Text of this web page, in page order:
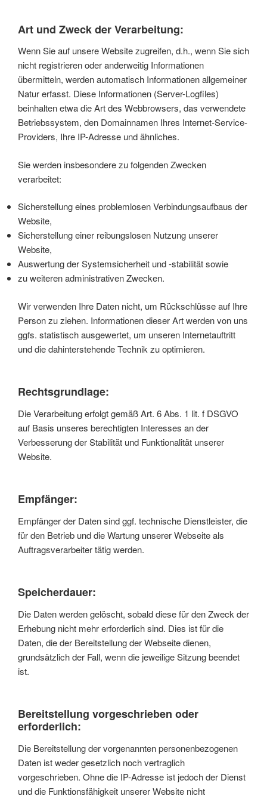
Art und Zweck der Verarbeitung:
Wenn Sie auf unsere Website zugreifen, d.h., wenn Sie sich
nicht registrieren oder anderweitig Informationen
übermitteln, werden automatisch Informationen allgemeiner
Natur erfasst. Diese Informationen (Server-Logfiles)
beinhalten etwa die Art des Webbrowsers, das verwendete
Betriebssystem, den Domainnamen Ihres Internet-Service-
Providers, Ihre IP-Adresse und ähnliches.
Sie werden insbesondere zu folgenden Zwecken
verarbeitet:
Sicherstellung eines problemlosen Verbindungsaufbaus der
Website,
Sicherstellung einer reibungslosen Nutzung unserer
Website,
Auswertung der Systemsicherheit und -stabilität sowie
zu weiteren administrativen Zwecken.
Wir verwenden Ihre Daten nicht, um Rückschlüsse auf Ihre
Person zu ziehen. Informationen dieser Art werden von uns
ggfs. statistisch ausgewertet, um unseren Internetauftritt
und die dahinterstehende Technik zu optimieren.
Rechtsgrundlage:
Die Verarbeitung erfolgt gemäß Art. 6 Abs. 1 lit. f DSGVO
auf Basis unseres berechtigten Interesses an der
Verbesserung der Stabilität und Funktionalität unserer
Website.
Empfänger:
Empfänger der Daten sind ggf. technische Dienstleister, die
für den Betrieb und die Wartung unserer Webseite als
Auftragsverarbeiter tätig werden.
Speicherdauer:
Die Daten werden gelöscht, sobald diese für den Zweck der
Erhebung nicht mehr erforderlich sind. Dies ist für die
Daten, die der Bereitstellung der Webseite dienen,
grundsätzlich der Fall, wenn die jeweilige Sitzung beendet
ist.
Bereitstellung vorgeschrieben oder
erforderlich:
Die Bereitstellung der vorgenannten personenbezogenen
Daten ist weder gesetzlich noch vertraglich
vorgeschrieben. Ohne die IP-Adresse ist jedoch der Dienst
und die Funktionsfähigkeit unserer Website nicht